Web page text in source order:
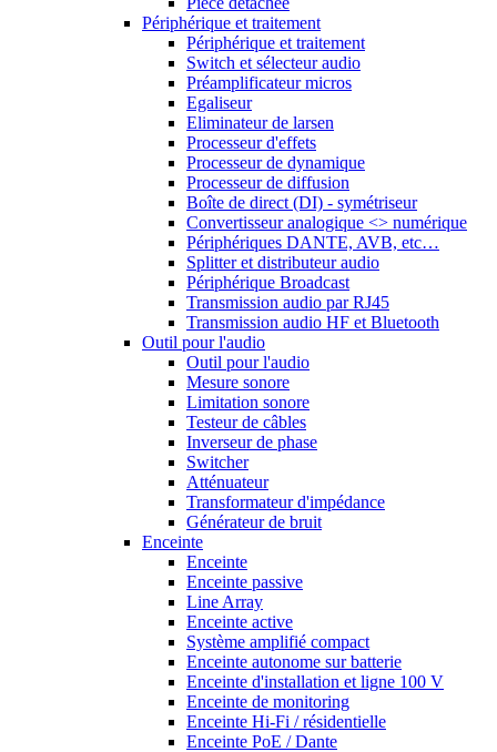
Périphérique et traitement
Périphérique et traitement
Switch et sélecteur audio
Préamplificateur micros
Egaliseur
Eliminateur de larsen
Processeur d'effets
Processeur de dynamique
Processeur de diffusion
Boîte de direct (DI) - symétriseur
Convertisseur analogique <> numérique
Périphériques DANTE, AVB, etc…
Splitter et distributeur audio
Périphérique Broadcast
Transmission audio par RJ45
Transmission audio HF et Bluetooth
Outil pour l'audio
Outil pour l'audio
Mesure sonore
Limitation sonore
Testeur de câbles
Inverseur de phase
Switcher
Atténuateur
Transformateur d'impédance
Générateur de bruit
Enceinte
Enceinte
Enceinte passive
Line Array
Enceinte active
Système amplifié compact
Enceinte autonome sur batterie
Enceinte d'installation et ligne 100 V
Enceinte de monitoring
Enceinte Hi-Fi / résidentielle
Enceinte PoE / Dante